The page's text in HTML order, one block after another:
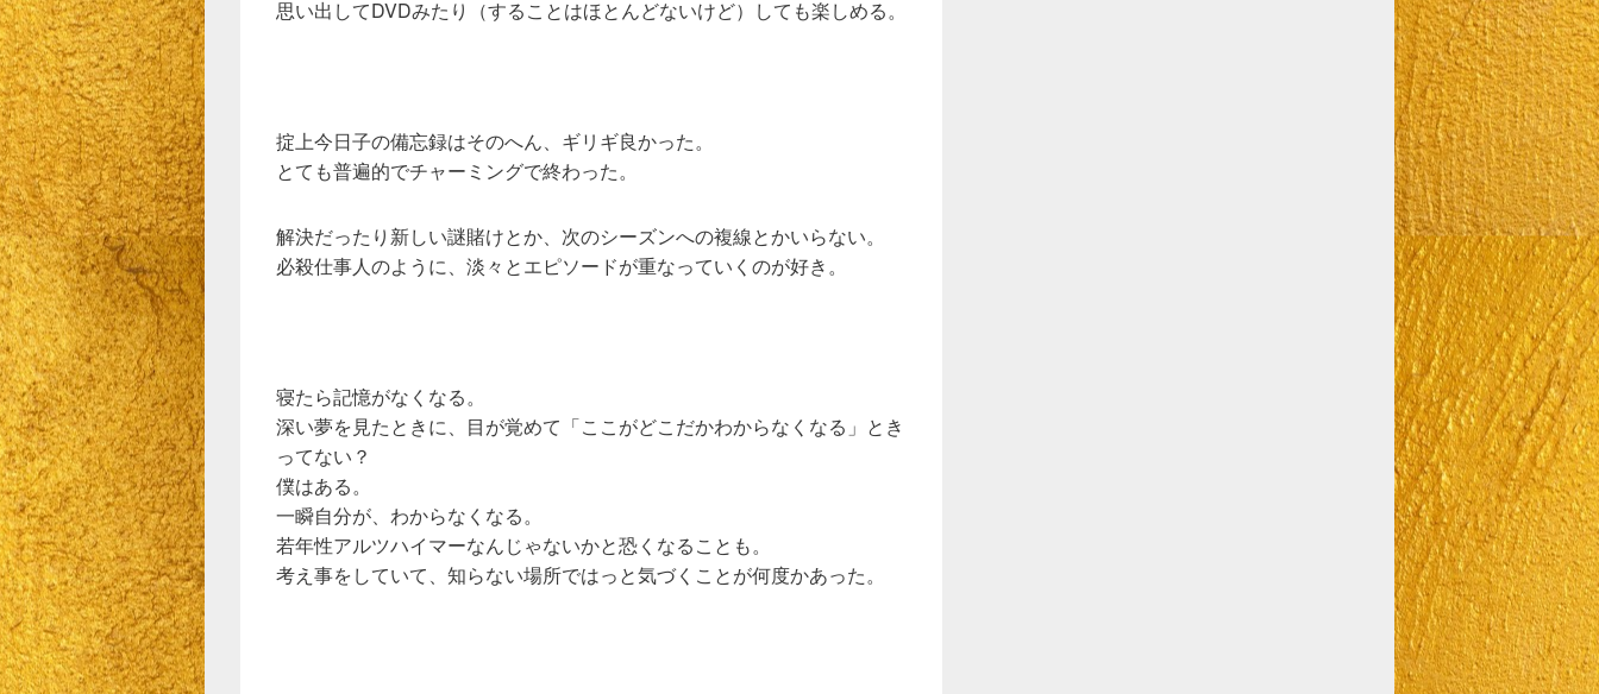
思い出してDVDみたり（することはほとんどないけど）しても楽しめる。
掟上今日子の備忘録はそのへん、ギリギ良かった。
とても普遍的でチャーミングで終わった。
解決だったり新しい謎賭けとか、次のシーズンへの複線とかいらない。
必殺仕事人のように、淡々とエピソードが重なっていくのが好き。
寝たら記憶がなくなる。
深い夢を見たときに、目が覚めて「ここがどこだかわからなくなる」とき
ってない？
僕はある。
一瞬自分が、わからなくなる。
若年性アルツハイマーなんじゃないかと恐くなることも。
考え事をしていて、知らない場所ではっと気づくことが何度かあった。